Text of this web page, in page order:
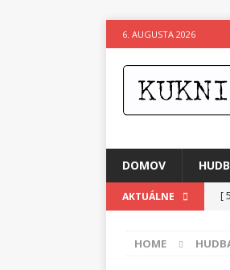
6. AUGUSTA 2026
DOMOV
AKTUÁLNE [
[
HOME